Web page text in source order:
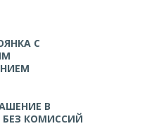
С
В
КОМИССИЙ